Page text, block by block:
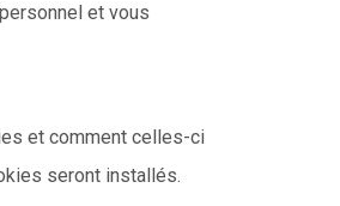
et vous
et comment celles-ci
seront installés.